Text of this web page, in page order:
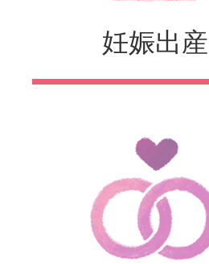
妊娠出産